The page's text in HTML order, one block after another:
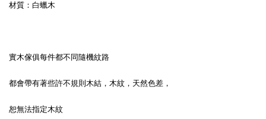
材質：白蠟木
實木傢俱每件都不同隨機紋路
都會帶有著些許不規則木結，木紋，天然色差，
恕無法指定木紋